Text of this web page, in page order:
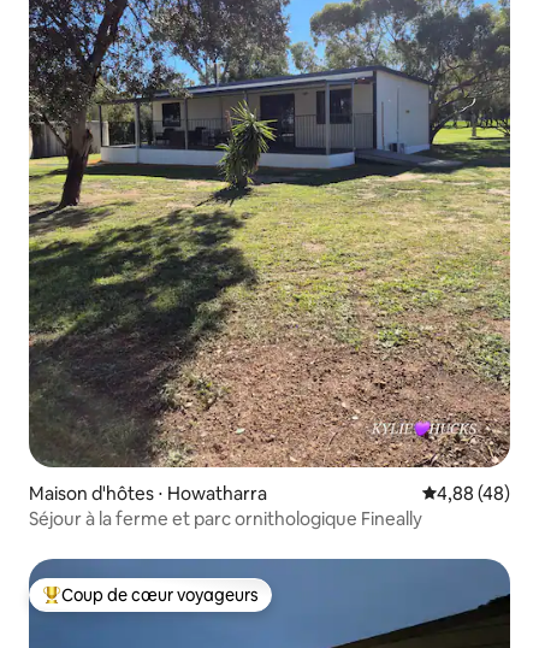
Maison d'hôtes ⋅ Howatharra Évaluation
4,88 (48)
Séjour à la ferme et parc ornithologique Fineally
Coups de cœur voyageurs les plus appréciés
Coup de cœur voyageurs